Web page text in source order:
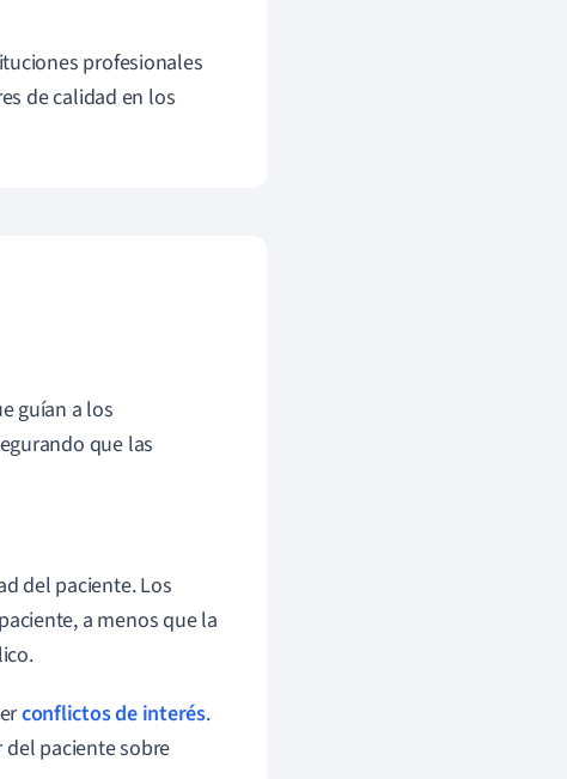
profesionales
de calidad en los
guían a los
que las
del paciente. Los
a menos que la
conflictos de interés.
del paciente sobre